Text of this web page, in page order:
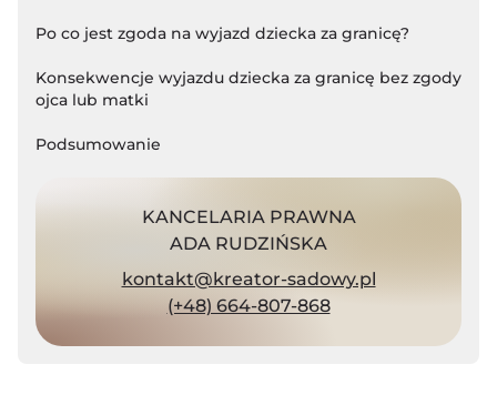
Po co jest zgoda na wyjazd dziecka za granicę?
Konsekwencje wyjazdu dziecka za granicę bez zgody
ojca lub matki
Podsumowanie
KANCELARIA PRAWNA
ADA RUDZIŃSKA
kontakt@kreator-sadowy.pl
(+48) 664-807-868